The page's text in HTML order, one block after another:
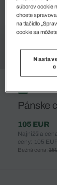
%
Pánske
105 EUR
Najnižšia
ceny: 105
Bežná cena:
súborov cookie
chcete
na tlačidlo
cookie sa